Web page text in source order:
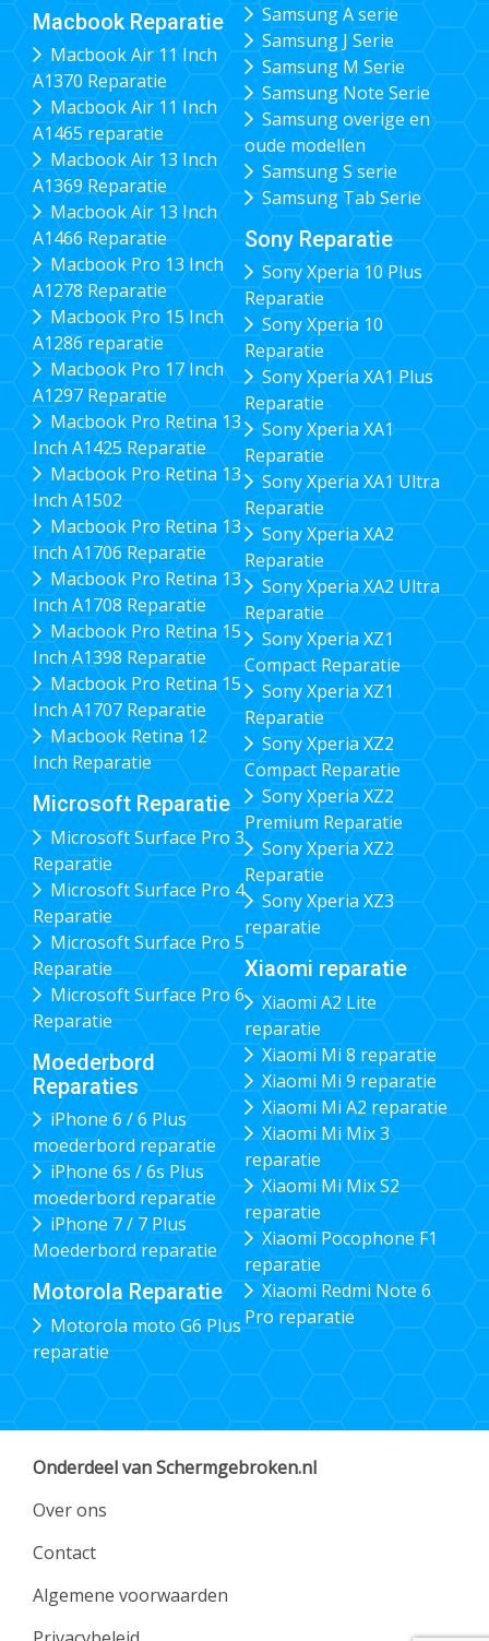
Macbook Reparatie
Macbook Air 11 Inch
A1370 Reparatie
Macbook Air 11 Inch
A1465 reparatie
Macbook Air 13 Inch
A1369 Reparatie
Macbook Air 13 Inch
A1466 Reparatie
Macbook Pro 13 Inch
A1278 Reparatie
Macbook Pro 15 Inch
A1286 reparatie
Macbook Pro 17 Inch
A1297 Reparatie
Macbook Pro Retina 13
Inch A1425 Reparatie
Macbook Pro Retina 13
Inch A1502
Macbook Pro Retina 13
Inch A1706 Reparatie
Macbook Pro Retina 13
Inch A1708 Reparatie
Macbook Pro Retina 15
Inch A1398 Reparatie
Macbook Pro Retina 15
Inch A1707 Reparatie
Macbook Retina 12
Inch Reparatie
Microsoft Reparatie
Microsoft Surface Pro 3
Reparatie
Microsoft Surface Pro 4
Reparatie
Microsoft Surface Pro 5
Reparatie
Microsoft Surface Pro 6
Reparatie
Moederbord
Reparaties
iPhone 6 / 6 Plus
moederbord reparatie
iPhone 6s / 6s Plus
moederbord reparatie
iPhone 7 / 7 Plus
Moederbord reparatie
Motorola Reparatie
Motorola moto G6 Plus
reparatie
Samsung A serie
Samsung J Serie
Samsung M Serie
Samsung Note Serie
Samsung overige en
oude modellen
Samsung S serie
Samsung Tab Serie
Sony Reparatie
Sony Xperia 10 Plus
Reparatie
Sony Xperia 10
Reparatie
Sony Xperia XA1 Plus
Reparatie
Sony Xperia XA1
Reparatie
Sony Xperia XA1 Ultra
Reparatie
Sony Xperia XA2
Reparatie
Sony Xperia XA2 Ultra
Reparatie
Sony Xperia XZ1
Compact Reparatie
Sony Xperia XZ1
Reparatie
Sony Xperia XZ2
Compact Reparatie
Sony Xperia XZ2
Premium Reparatie
Sony Xperia XZ2
Reparatie
Sony Xperia XZ3
reparatie
Xiaomi reparatie
Xiaomi A2 Lite
reparatie
Xiaomi Mi 8 reparatie
Xiaomi Mi 9 reparatie
Xiaomi Mi A2 reparatie
Xiaomi Mi Mix 3
reparatie
Xiaomi Mi Mix S2
reparatie
Xiaomi Pocophone F1
reparatie
Xiaomi Redmi Note 6
Pro reparatie
Onderdeel van Schermgebroken.nl
Over ons
Contact
Algemene voorwaarden